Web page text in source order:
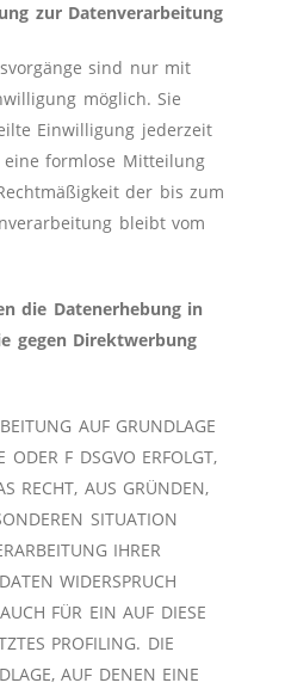
zur Datenverarbeitung
sind nur mit
möglich. Sie
Einwilligung jederzeit
formlose Mitteilung
der bis zum
bleibt vom
die Datenerhebung in
gegen Direktwerbung
AUF GRUNDLAGE
F DSGVO ERFOLGT,
RECHT, AUS GRÜNDEN,
SITUATION
IHRER
WIDERSPRUCH
FÜR EIN AUF DIESE
PROFILING. DIE
AUF DENEN EINE